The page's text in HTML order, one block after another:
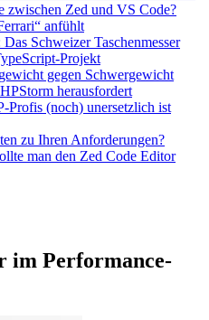
zwischen Zed und VS Code?
anfühlt
Schweizer Taschenmesser
Projekt
gegen Schwergewicht
herausfordert
Profis (noch) unersetzlich ist
zu Ihren Anforderungen?
man den Zed Code Editor
im Performance-